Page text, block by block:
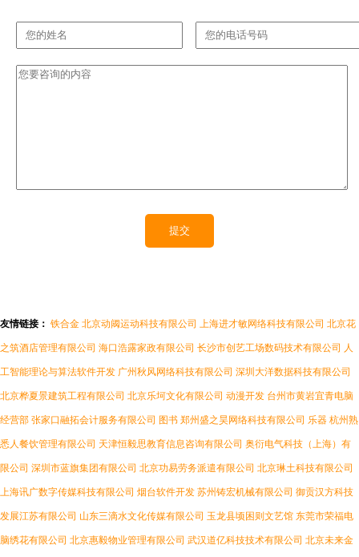
友情链接： 铁合金 北京动阈运动科技有限公司 上海进才敏网络科技有限公司 北京花
之筑酒店管理有限公司 海口浩露家政有限公司 长沙市创艺工场数码技术有限公司 人
工智能理论与算法软件开发 广州秋风网络科技有限公司 深圳大洋数据科技有限公司
北京桦夏景建筑工程有限公司 北京乐坷文化有限公司 动漫开发 台州市黄岩宜青电脑
经营部 张家口融拓会计服务有限公司 图书 郑州盛之昊网络科技有限公司 乐器 杭州熟
悉人餐饮管理有限公司 天津恒毅思教育信息咨询有限公司 奥衍电气科技（上海）有
限公司 深圳市蓝旗集团有限公司 北京功易劳务派遣有限公司 北京琳土科技有限公司
上海讯广数字传媒科技有限公司 烟台软件开发 苏州铸宏机械有限公司 御贡汉方科技
发展江苏有限公司 山东三滴水文化传媒有限公司 玉龙县顷困则文艺馆 东莞市荣福电
脑绣花有限公司 北京惠毅物业管理有限公司 武汉道亿科技技术有限公司 北京未来金